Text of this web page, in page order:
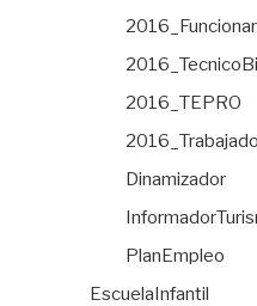
2016_TEPRO
Dinamizador
PlanEmpleo
EscuelaInfantil